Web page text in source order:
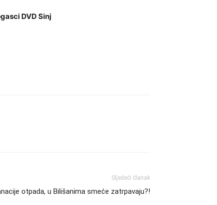
DVD Sinj
Sljedeći članak
otpada, u Bilišanima smeće zatrpavaju?!